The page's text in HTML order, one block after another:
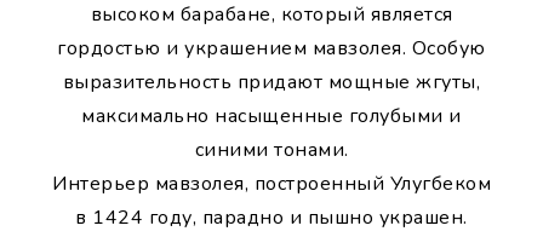
высоком барабане, который является
гордостью и украшением мавзолея. Особую
выразительность придают мощные жгуты,
максимально насыщенные голубыми и
синими тонами.
Интерьер мавзолея, построенный Улугбеком
в 1424 году, парадно и пышно украшен.